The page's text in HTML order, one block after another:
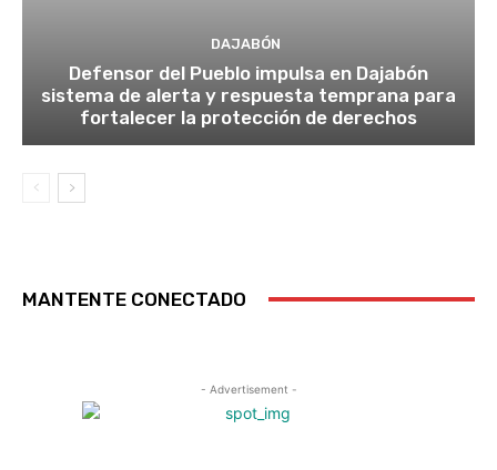
DAJABÓN
Defensor del Pueblo impulsa en Dajabón
sistema de alerta y respuesta temprana para
fortalecer la protección de derechos
MANTENTE CONECTADO
- Advertisement -